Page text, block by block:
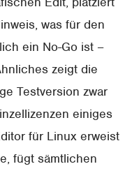
was für den
ein No-Go ist –
zeigt die
Testversion zwar
einiges
für Linux erweist
fügt sämtlichen